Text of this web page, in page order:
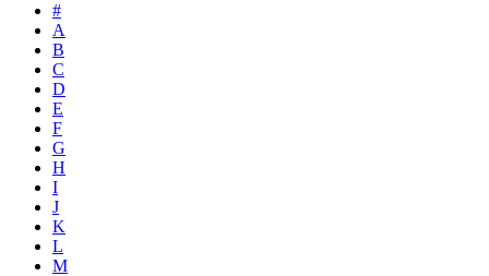
#
A
B
C
D
E
F
G
H
I
J
K
L
M